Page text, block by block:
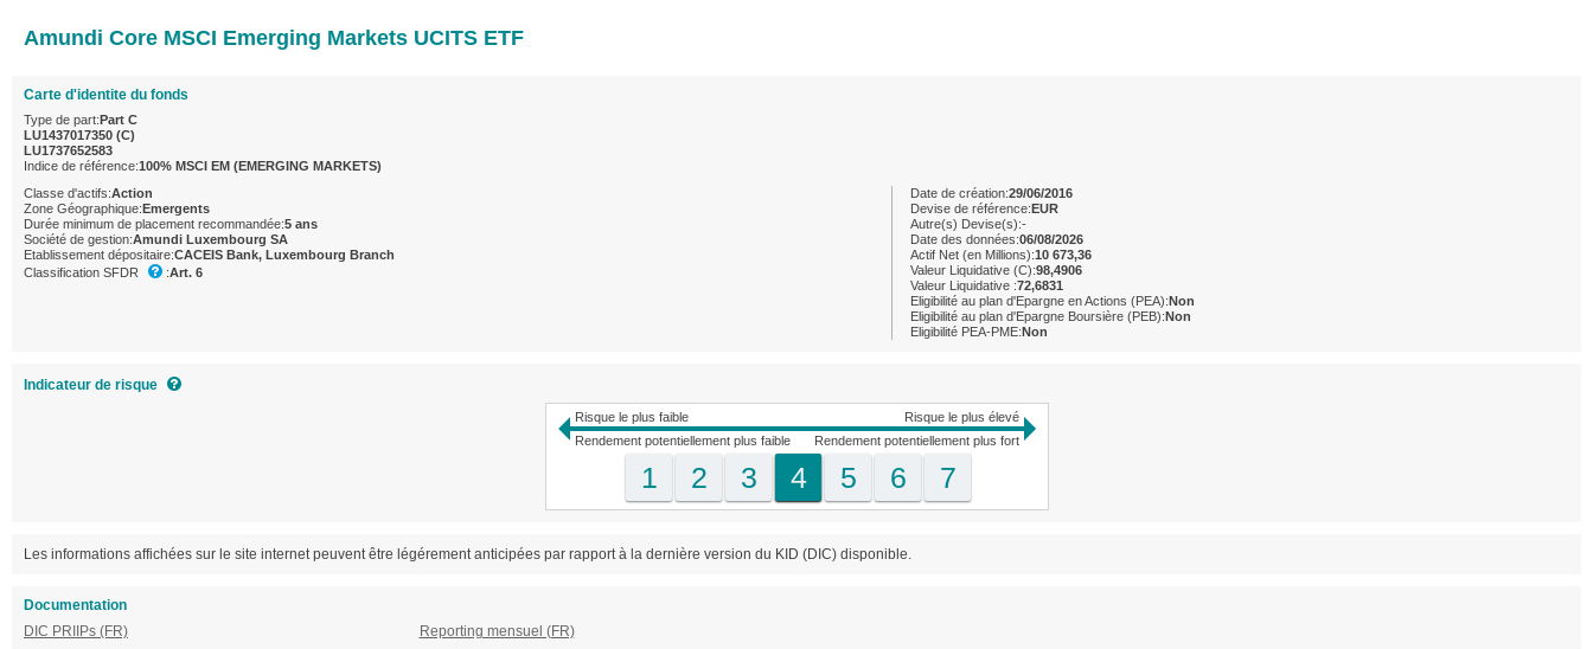
Amundi Core MSCI Emerging Markets UCITS ETF
Carte d'identite du fonds
Type de part:Part C
LU1437017350 (C)
LU1737652583
Indice de référence:100% MSCI EM (EMERGING MARKETS)
Classe d'actifs:Action
Zone Géographique:Emergents
Durée minimum de placement recommandée:5 ans
Société de gestion:Amundi Luxembourg SA
Etablissement dépositaire:CACEIS Bank, Luxembourg Branch
Classification SFDR
:Art. 6
Date de création:29/06/2016
Devise de référence:EUR
Autre(s) Devise(s):-
Date des données:06/08/2026
Actif Net (en Millions):10 673,36
Valeur Liquidative (C):98,4906
Valeur Liquidative :72,6831
Eligibilité au plan d'Epargne en Actions (PEA):Non
Eligibilité au plan d'Epargne Boursière (PEB):Non
Eligibilité PEA-PME:Non
Indicateur de risque
Risque le plus élevé
Risque le plus faible
Rendement potentiellement plus fort
Rendement potentiellement plus faible
1 2 3 4 5 6 7
Les informations affichées sur le site internet peuvent être légérement anticipées par rapport à la dernière version du KID (DIC) disponible.
Documentation
DIC PRIIPs (FR)
Reporting mensuel (FR)